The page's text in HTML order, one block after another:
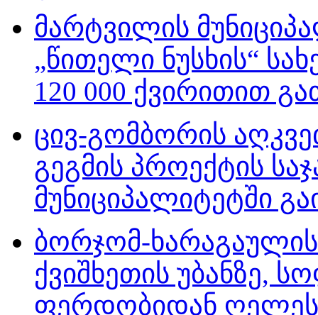
მარტვილის
„წითელი ნუსხის“
120 000 ქვირითით
ცივ-გომბორის
გეგმის პროექტის
მუნიციპალიტეტში
ბორჯომ-
ქვიშხეთის უბანზე,
ფერდობიდან